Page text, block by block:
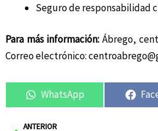
Seguro de responsabilidad
Para más información:Ábrego,
Correo electrónico:
WhatsApp
AntANTERIOR